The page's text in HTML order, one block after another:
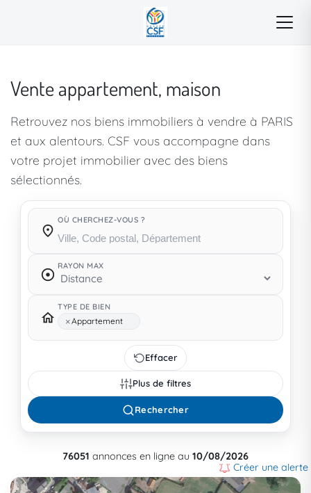
Vente appartement, maison
Retrouvez nos biens immobiliers à vendre à PARIS
et aux alentours. CSF vous accompagne dans
votre projet immobilier avec des biens
sélectionnés.
OÙ CHERCHEZ-VOUS ?
RAYON MAX
TYPE DE BIEN
×Appartement
Effacer
Plus de filtres
Rechercher
76051 annonces en ligne au 10/08/2026
Créer une alerte